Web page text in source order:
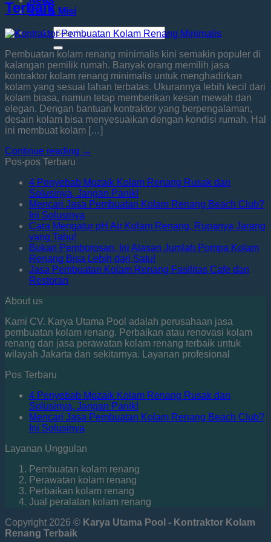
Visi & Misi
Terbaik
Pembuatan kolam renang minimalis kini semakin populer di
kalangan pemilik rumah. Banyak orang memilih jasa
kontraktor kolam renang minimalis untuk menghadirkan
kolam yang sesuai lahan terbatas. Ukurannya lebih kecil dari
kolam biasa, namun tetap memberikan kesan mewah dan
elegan. Dengan bantuan kontraktor yang berpengalaman,
desain kolam bisa menyesuaikan dengan kondisi rumah. Hal
ini membuat kolam […]
Continue reading →
Pos-pos Terbaru
4 Penyebab Mozaik Kolam Renang Rusak dan
Solusinya, Jangan Panik!
Mencari Jasa Pembuatan Kolam Renang Beach Club?
Ini Solusinya
Cara Mengatur pH Air Kolam Renang, Rupanya Jarang
yang Tahu!
Bukan Pemborosan, Ini Alasan Jumlah Pompa Kolam
Renang Bisa Lebih dari Satu!
Jasa Pembuatan Kolam Renang Fasilitas Cafe dan
Restoran
About us
Kami CV. Karya Utama Pool adalah perusahaan jasa
pembuatan kolam renang. Perbaikan atau renovasi kolam
renang dan jasa perawatan kolam renang terbaik untuk
wilayah Jakarta dan sekitarnya. Layanan profesional
Pos Terbaru
4 Penyebab Mozaik Kolam Renang Rusak dan
Solusinya, Jangan Panik!
Mencari Jasa Pembuatan Kolam Renang Beach Club?
Ini Solusinya
Layanan Unggulan
Pembuatan kolam renang
Perawatan kolam renang
Perbaikan kolam renang
Jual peralatan kolam renang
Copyright 2026 © Karya Utama Pool - Kontraktor Kolam
Renang Terbaik